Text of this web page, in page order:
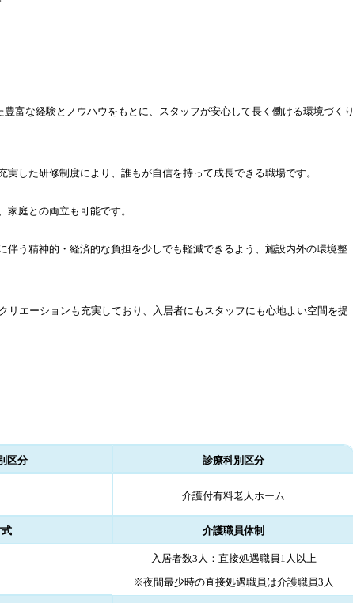
富な経験とノウハウをもとに、スタッフが安心して長く働ける環境づくり
した研修制度により、誰もが自信を持って成長できる職場です。
庭との両立も可能です。
う精神的・経済的な負担を少しでも軽減できるよう、施設内外の環境整
エーションも充実しており、入居者にもスタッフにも心地よい空間を提
区分 診療科別区分
介護付有料老人ホーム
介護職員体制
入居者数3人：直接処遇職員1人以上
※夜間最少時の直接処遇職員は介護職員3人